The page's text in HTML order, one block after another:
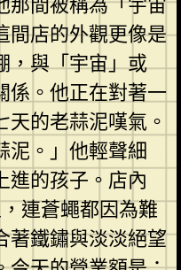
間店的外觀更像是
，與「宇宙」或
係。他正在對著一
的老蒜泥嘆氣。
泥。」他輕聲細
進的孩子。店內
連蒼蠅都因為難
著鐵鏽與淡淡絕望